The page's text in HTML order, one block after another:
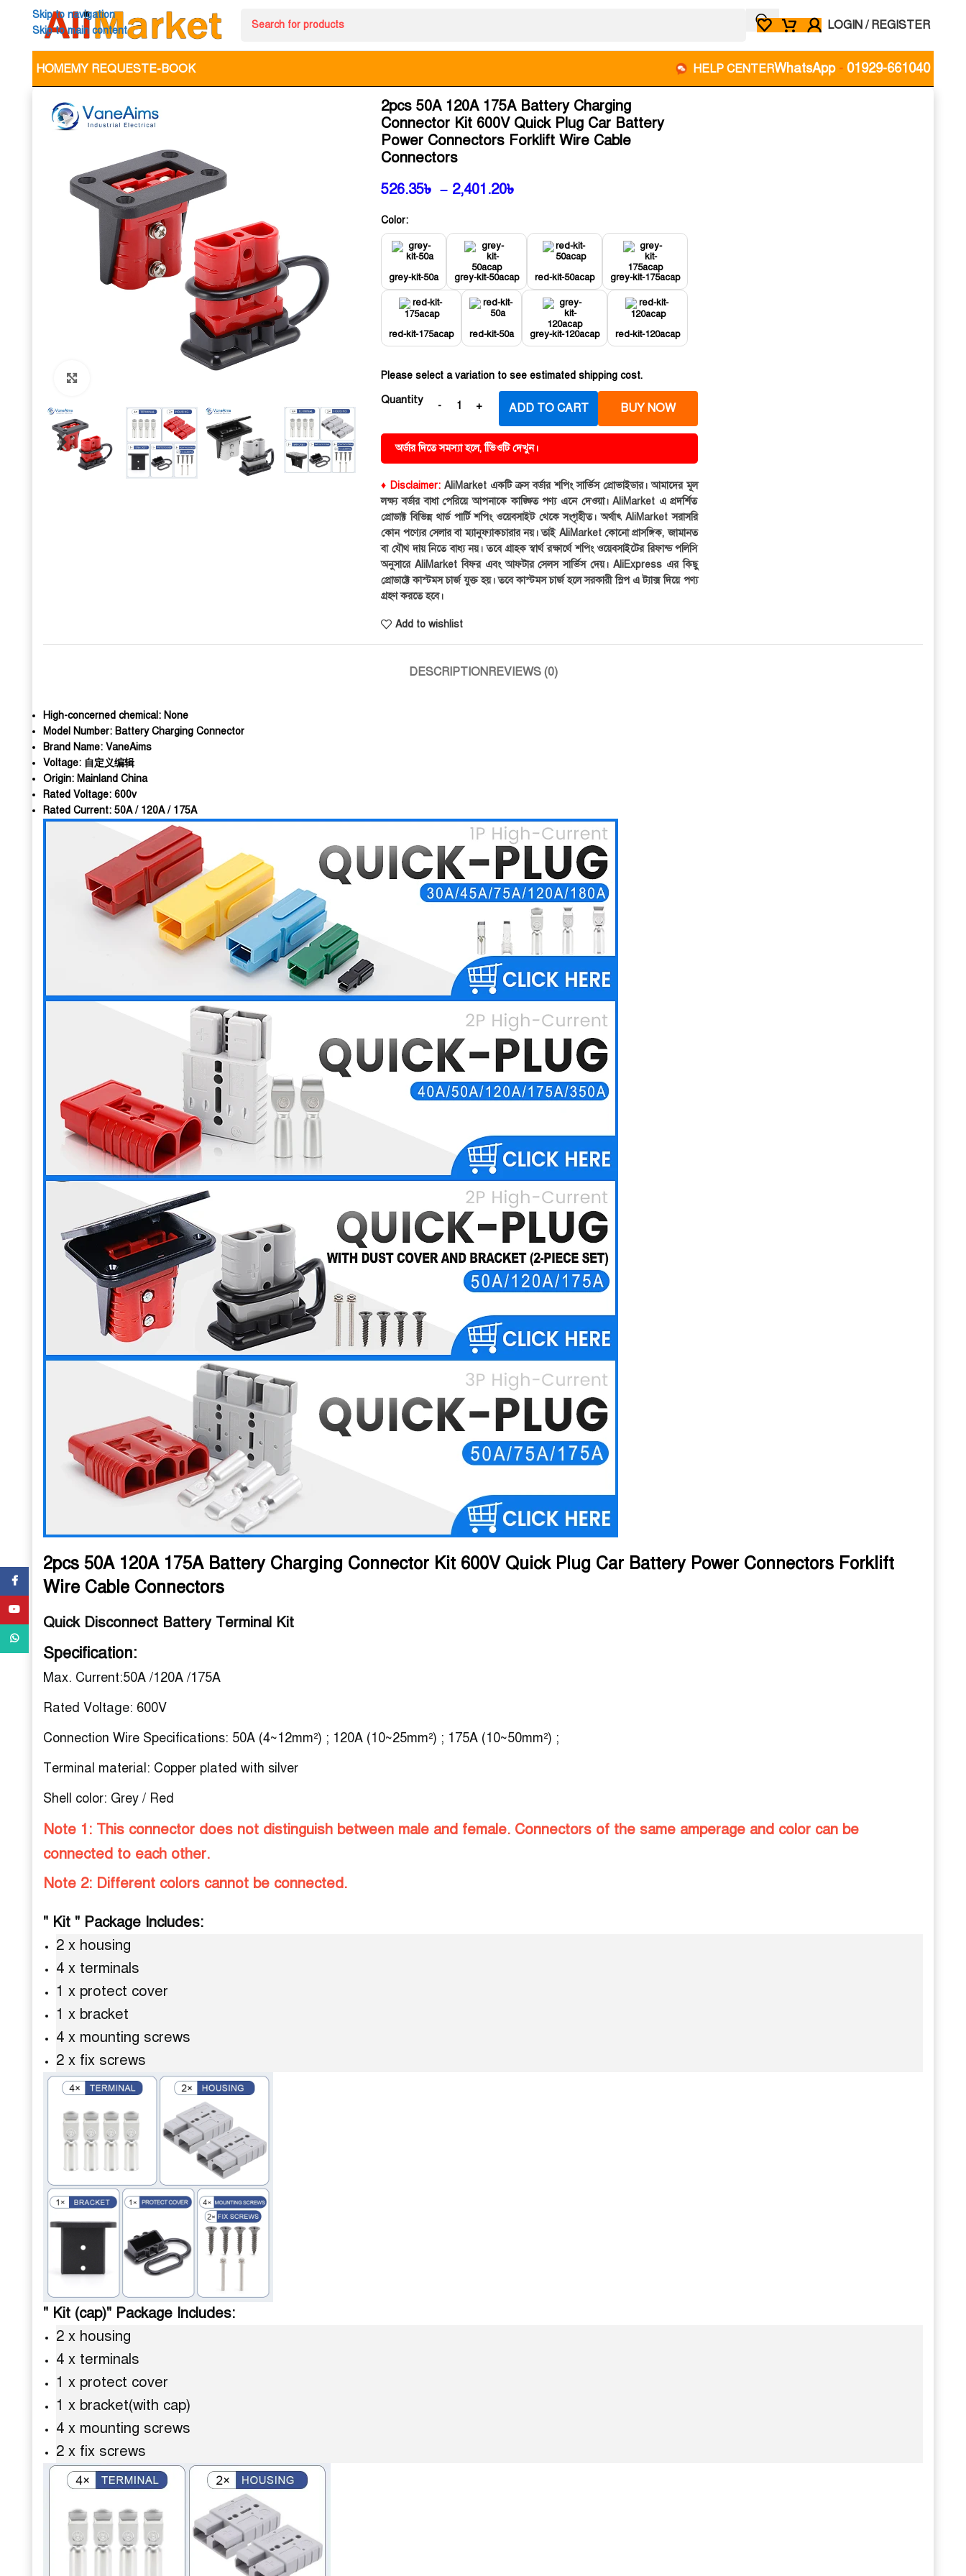
Skip to navigation
Skip to main content
LOGIN / REGISTER
HOMEMY REQUESTE-BOOK HELP CENTERWhatsApp - 01929-661040
2pcs 50A 120A 175A Battery Charging
Connector Kit 600V Quick Plug Car Battery
Power Connectors Forklift Wire Cable
Connectors
526.35৳ – 2,401.20৳
Color:
grey-kit-50a grey-kit-50acap red-kit-50acap grey-kit-175acap
red-kit-175acap red-kit-50a grey-kit-120acap red-kit-120acap
Please select a variation to see estimated shipping cost.
Quantity
ADD TO CART BUY NOW
অর্ডার দিতে সমস্যা হলে, ভিিওটি দেখুন।
♦ Disclaimer:AliMarket একটি ক্রস বর্ডার শপিং সার্ভিস প্রোভাইডার। আমাদের মূল
লক্ষ্য বর্ডার বাধা পেরিয়ে আপনাকে কাঙ্ক্ষিত পণ্য এনে দেওয়া। AliMarket এ প্রদর্শিত
প্রোডাক্ট বিভিন্ন থার্ড পার্টি শপিং ওয়েবসাইট থেকে সংগৃহীত। অর্থাৎ AliMarket সরাসরি
কোন পণ্যের সেলার বা ম্যানুফ্যাকচারার নয়। তাই AliMarket কোনো প্রাসঙ্গিক, জামানত
বা যৌথ দায় নিতে বাধ্য নয়। তবে গ্রাহক স্বার্থ রক্ষার্থে শপিং ওয়েবসাইটের রিফান্ড পলিসি
অনুসারে AliMarket বিফর এবং আফটার সেলস সার্ভিস দেয়। AliExpress এর কিছু
প্রোডাক্টে কাস্টমস চার্জ যুক্ত হয়। তবে কাস্টমস চার্জ হলে সরকারী স্লিপ এ ট্যাক্স দিয়ে পণ্য
গ্রহণ করতে হবে।
Add to wishlist
DESCRIPTIONREVIEWS (0)
High-concerned chemical: None
Model Number: Battery Charging Connector
Brand Name: VaneAims
Voltage: 自定义编辑
Origin: Mainland China
Rated Voltage: 600v
Rated Current: 50A / 120A / 175A
2pcs 50A 120A 175A Battery Charging Connector Kit 600V Quick Plug Car Battery Power Connectors Forklift
Wire Cable Connectors
Quick Disconnect Battery Terminal Kit
Specification:
Max. Current:50A /120A /175A
Rated Voltage: 600V
Connection Wire Specifications: 50A (4~12mm²) ; 120A (10~25mm²) ; 175A (10~50mm²) ;
Terminal material: Copper plated with silver
Shell color: Grey / Red
Note 1: This connector does not distinguish between male and female. Connectors of the same amperage and color can be
connected to each other.
Note 2: Different colors cannot be connected.
" Kit " Package Includes:
2 x housing
4 x terminals
1 x protect cover
1 x bracket
4 x mounting screws
2 x fix screws
" Kit (cap)" Package Includes:
2 x housing
4 x terminals
1 x protect cover
1 x bracket(with cap)
4 x mounting screws
2 x fix screws
Facebook